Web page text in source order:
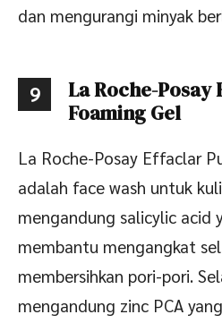
dan mengurangi minyak
9
La Roche-
Foaming Gel
La Roche-Posay Effaclar
adalah face wash untuk
mengandung salicylic acid
membantu mengangkat
membersihkan pori-pori.
mengandung zinc PCA